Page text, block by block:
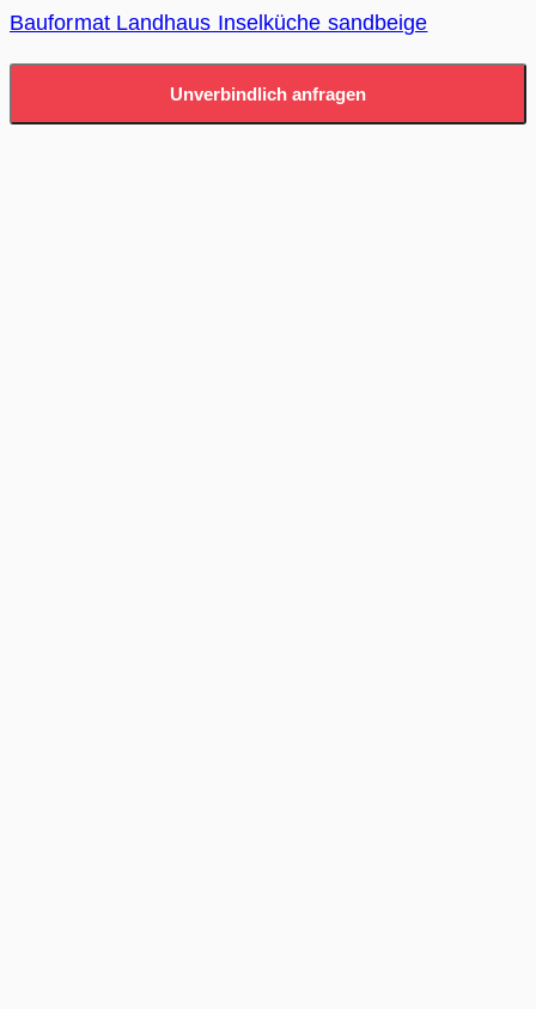
Bauformat Landhaus Inselküche sandbeige
Unverbindlich anfragen